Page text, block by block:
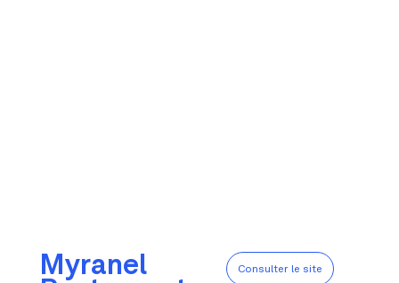
Myranel Consulter le site